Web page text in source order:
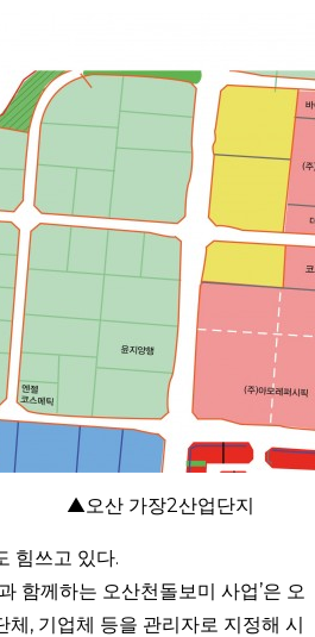
▲오산 가장2산업단지
힘쓰고 있다.
함께하는 오산천돌보미 사업’은 오
, 기업체 등을 관리자로 지정해 시